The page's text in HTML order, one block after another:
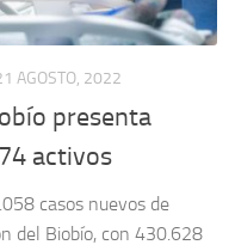
AGOSTO, 2022
presenta
activos
casos nuevos de
del Biobío, con 430.628